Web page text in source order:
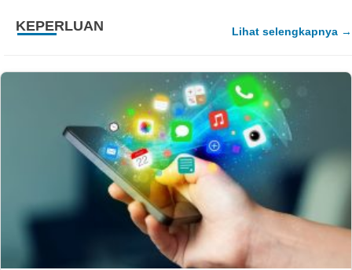
KEPERLUAN Lihat selengkapnya